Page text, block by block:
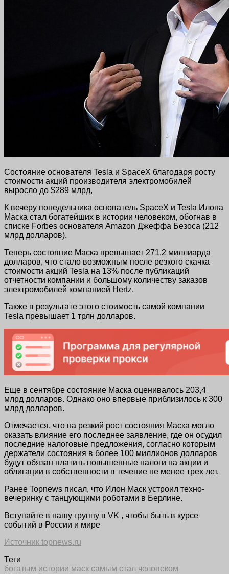
Состояние основателя Tesla и SpaceX благодаря росту
стоимости акций производителя электромобилей
выросло до $289 млрд,
К вечеру понедельника основатель SpaceX и Tesla Илона
Маска стал богатейших в истории человеком, обогнав в
списке Forbes основателя Amazon Джеффа Безоса (212
млрд долларов).
Теперь состояние Маска превышает 271,2 миллиарда
долларов, что стало возможным после резкого скачка
стоимости акций Tesla на 13% после публикаций
отчетности компании и большому количеству заказов
электромобилей компанией Hertz.
Также в результате этого стоимость самой компании
Tesla превышает 1 трлн долларов.
Еще в сентябре состояние Маска оценивалось 203,4
млрд долларов. Однако оно впервые приблизилось к 300
млрд долларов.
Отмечается, что на резкий рост состояния Маска могло
оказать влияние его последнее заявление, где он осудил
последние налоговые предложения, согласно которым
держатели состояния в более 100 миллионов долларов
будут обязан платить повышенные налоги на акции и
облигации в собственности в течение не менее трех лет.
Ранее Topnews писал, что Илон Маск устроил техно-
вечеринку с танцующими роботами в Берлине.
Вступайте в нашу группу в VK , чтобы быть в курсе
событий в России и мире
Источник topnews.ru
Теги
богатым истории маск самым стал человеком